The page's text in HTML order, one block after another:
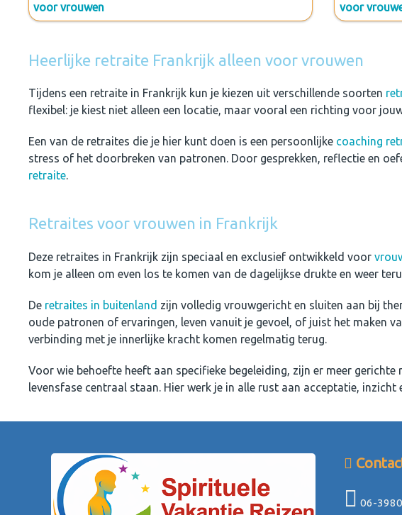
voor vrouwen
voor
Heerlijke retraite Frankrijk alleen voor vrouwen
Tijdens een retraite in Frankrijk kun je kiezen uit verschillende soorten
flexibel: je kiest niet alleen een locatie, maar vooral een richting voor
Een van de retraites die je hier kunt doen is een persoonlijke coaching
stress of het doorbreken van patronen. Door gesprekken, reflectie en
retraite.
Retraites voor vrouwen in Frankrijk
Deze retraites in Frankrijk zijn speciaal en exclusief ontwikkeld voor
kom je alleen om even los te komen van de dagelijkse drukte en weer
De retraites in buitenland zijn volledig vrouwgericht en sluiten aan bij
oude patronen of ervaringen, leven vanuit je gevoel, of juist het maken
verbinding met je innerlijke kracht komen regelmatig terug.
Voor wie behoefte heeft aan specifieke begeleiding, zijn er meer gerichte
levensfase centraal staan. Hier werk je in alle rust aan acceptatie, inzicht
06-